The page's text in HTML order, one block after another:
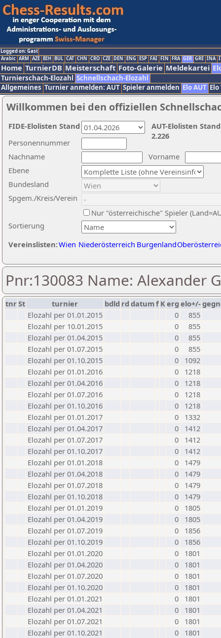
Logged on: Gast
Arabic ARM AZE BIH BUL CAT CHN CRO CZE DEN ENG ESP FAI FIN FRA GER GRE INA
Home TurnierDB Meisterschaft Foto-Galerie Meldekartei
Turnierschach-Elozahl Schnellschach-Elozahl
Allgemeines Turnier anmelden: AUT Spieler anmelden Elo AUT
Willkommen bei den offiziellen
Nachname
Vorname
Ebene
Sortierung
Personennummer
Bundesland
Spgem./Kreis/Verein
Nur "österreichische" Spieler
Vereinslisten:Wien Niederösterreich Burgenland
AUT-Elolisten
2.226
FIDE-Elolisten Stand
Pnr:130083 Name: Alexander
tnrSt turnier bdld rd datumf Kerg elo+/-
Elozahl per 01.01.2015
0
855
Elozahl per 10.01.2015
0
855
Elozahl per 01.04.2015
0
855
Elozahl per 01.07.2015
0
855
Elozahl per 01.10.2015
0
1092
Elozahl per 01.01.2016
0
1218
Elozahl per 01.04.2016
0
1218
Elozahl per 01.07.2016
0
1218
Elozahl per 01.10.2016
0
1218
Elozahl per 01.01.2017
0
1332
Elozahl per 01.04.2017
0
1412
Elozahl per 01.07.2017
0
1412
Elozahl per 01.10.2017
0
1412
Elozahl per 01.01.2018
0
1479
Elozahl per 01.04.2018
0
1479
Elozahl per 01.07.2018
0
1479
Elozahl per 01.10.2018
0
1479
Elozahl per 01.01.2019
0
1805
Elozahl per 01.04.2019
0
1805
Elozahl per 01.07.2019
0
1856
Elozahl per 01.10.2019
0
1856
Elozahl per 01.01.2020
0
1801
Elozahl per 01.04.2020
0
1801
Elozahl per 01.07.2020
0
1801
Elozahl per 01.10.2020
0
1801
Elozahl per 01.01.2021
0
1801
Elozahl per 01.04.2021
0
1801
Elozahl per 01.07.2021
0
1801
Elozahl per 01.10.2021
0
1801